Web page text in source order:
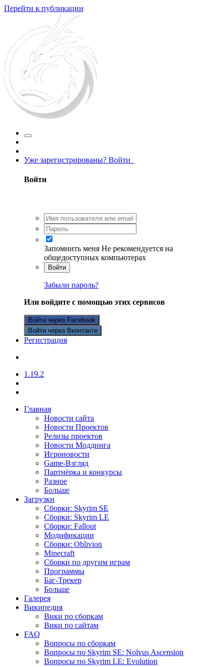
Перейти к публикации
Уже зарегистрированы? Войти
Войти
Запомнить меня Не рекомендуется на
общедоступных компьютерах
Войти
Забыли пароль?
Или войдите с помощью этих сервисов
Войти через Facebook
Войти через Вконтакте
Регистрация
1.19.2
Главная
Новости сайта
Новости Проектов
Релизы проектов
Новости Моддинга
Игроновости
Game-Взгляд
Партнёрка и конкурсы
Разное
Больше
Загрузки
Сборки: Skyrim SE
Сборки: Skyrim LE
Сборки: Fallout
Модификации
Сборки: Oblivion
Minecraft
Сборки по другим играм
Программы
Баг-Трекер
Больше
Галерея
Википедия
Вики по сборкам
Вики по сайтам
FAQ
Вопросы по сборкам
Вопросы по Skyrim SE: Nolvus Ascension
Вопросы по Skyrim LE: Evolution